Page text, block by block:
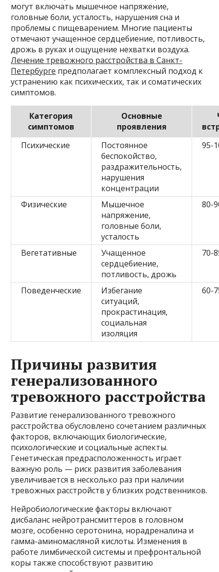
могут включать мышечное напряжение,
головные боли, усталость, нарушения сна и
проблемы с пищеварением. Многие пациенты
отмечают учащенное сердцебиение, потливость,
дрожь в руках и ощущение нехватки воздуха.
Лечение тревожного расстройства в Санкт-
Петербурге предполагает комплексный подход к
устранению как психических, так и соматических
симптомов.
Категория
симптомов
Основные
проявления
Психические
Постоянное
беспокойство,
раздражительность,
нарушения
концентрации
95-
Физические
Мышечное
напряжение,
головные боли,
усталость
80-
Вегетативные
Учащенное
сердцебиение,
потливость, дрожь
70-
Поведенческие
Избегание
ситуаций,
прокрастинация,
социальная
изоляция
60-
Причины развития
генерализованного
тревожного расстройства
Развитие генерализованного тревожного
расстройства обусловлено сочетанием различных
факторов, включающих биологические,
психологические и социальные аспекты.
Генетическая предрасположенность играет
важную роль — риск развития заболевания
увеличивается в несколько раз при наличии
тревожных расстройств у близких родственников.
Нейробиологические факторы включают
дисбаланс нейротрансмиттеров в головном
мозге, особенно серотонина, норадреналина и
гамма-аминомасляной кислоты. Изменения в
работе лимбической системы и префронтальной
коры также способствуют развитию